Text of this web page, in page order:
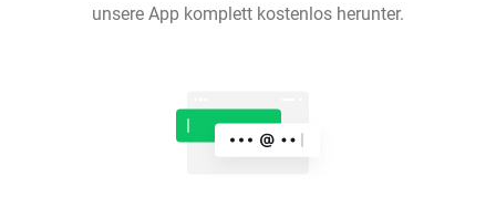
unsere App komplett kostenlos herunter.